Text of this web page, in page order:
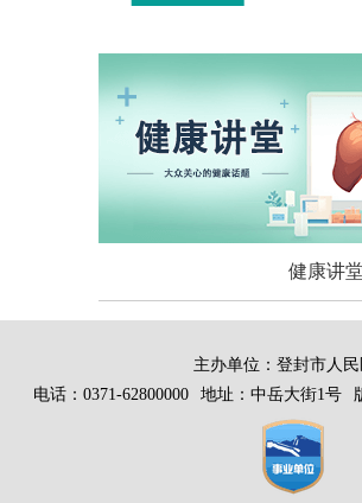
健康讲堂
主办单位：登封市人
电话：0371-62800000
地址：中岳大街1号